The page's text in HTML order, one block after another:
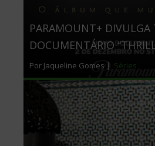
PARAMOUNT+ DIVULGA
DOCUMENTÁRIO
Por Jaqueline Gomes | Séries